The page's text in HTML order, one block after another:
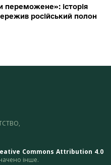
переможене»: історія
російський полон
Commons Attribution 4.0
інше.